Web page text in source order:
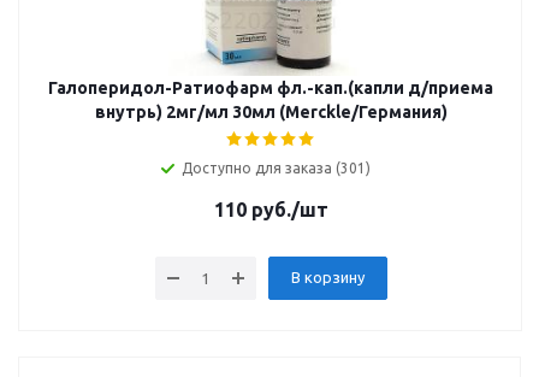
Галоперидол-Ратиофарм фл.-кап.(капли д/приема
внутрь) 2мг/мл 30мл (Merckle/Германия)
Доступно для заказа (301)
110руб./шт
В корзину